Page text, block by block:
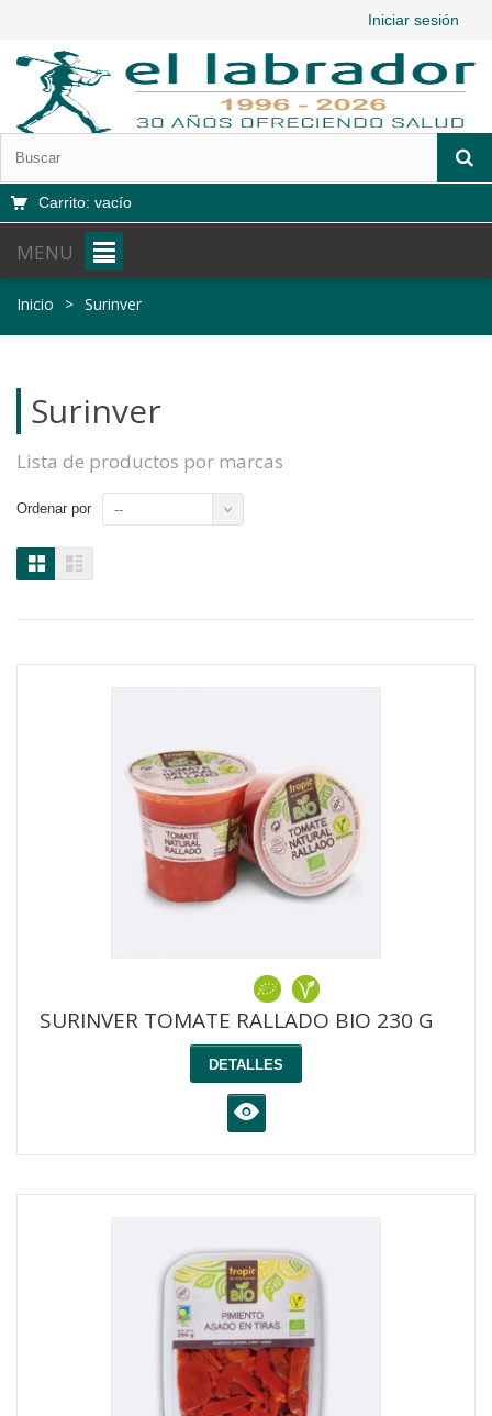
Iniciar sesión
Carrito: vacío
MENU
Inicio > Surinver
Surinver
Lista de productos por marcas
Ordenar por --
SURINVER TOMATE RALLADO BIO 230 G
DETALLES
K